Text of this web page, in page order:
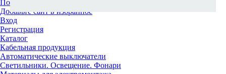
Поставщикам
Добавьте сайт в избранное
Вход
Регистрация
Каталог
Кабельная продукция
Автоматические выключатели
Светильники. Освещение. Фонари